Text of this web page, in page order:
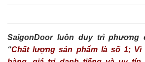
SaigonDoor luôn duy trì phương
“Chất lượng sản phẩm là số 1;